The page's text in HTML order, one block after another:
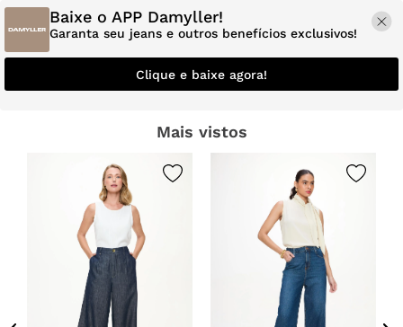
Baixe o APP Damyller!
Garanta seu jeans e outros benefícios exclusivos!
Clique e baixe agora!
Mais vistos